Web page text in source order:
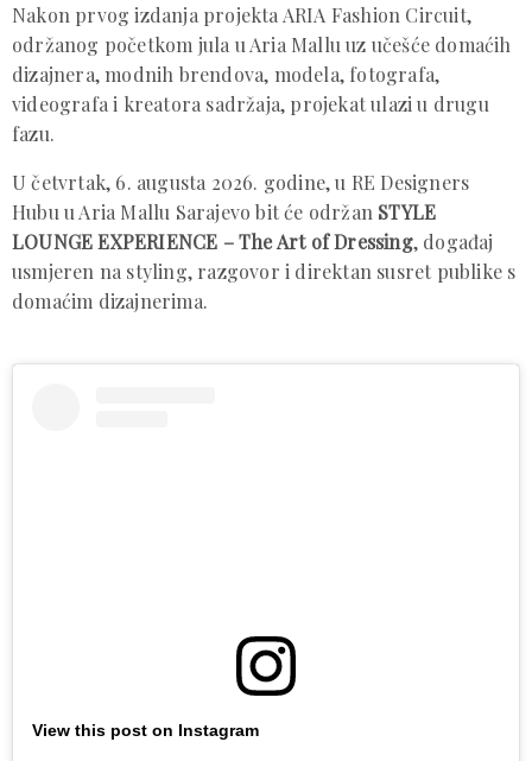
Nakon prvog izdanja projekta ARIA Fashion Circuit,
održanog početkom jula u Aria Mallu uz učešće domaćih
dizajnera, modnih brendova, modela, fotografa,
videografa i kreatora sadržaja, projekat ulazi u drugu
fazu.
U četvrtak, 6. augusta 2026. godine, u RE Designers
Hubu u Aria Mallu Sarajevo bit će održan STYLE
LOUNGE EXPERIENCE – The Art of Dressing, događaj
usmjeren na styling, razgovor i direktan susret publike s
domaćim dizajnerima.
View this post on Instagram